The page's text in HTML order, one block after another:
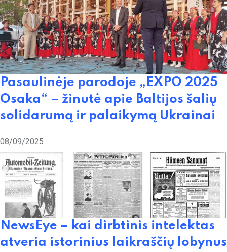
Pasaulinėje parodoje „EXPO 2025
Osaka“ – žinutė apie Baltijos šalių
solidarumą ir palaikymą Ukrainai
08/09/2025
NewsEye – kai dirbtinis intelektas
atveria istorinius laikraščių lobynus